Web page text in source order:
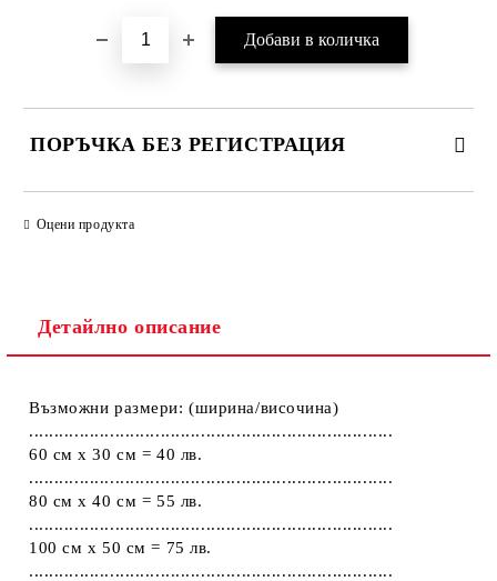
ПОРЪЧКА БЕЗ РЕГИСТРАЦИЯ
Ние ще се свържем с вас в рамките на работния ден.
Оцени продукта
Детайлно описание
Възможни размери: (ширина/височина)
........................................................................
60 см х 30 см = 40 лв.
........................................................................
80 см х 40 см = 55 лв.
........................................................................
100 см х 50 см = 75 лв.
........................................................................